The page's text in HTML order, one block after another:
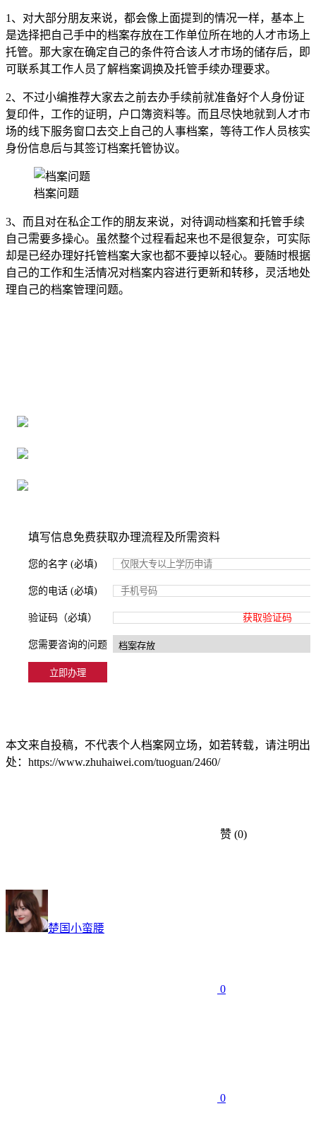
1、对大部分朋友来说，都会像上面提到的情况一样，基本上
是选择把自己手中的档案存放在工作单位所在地的人才市场上
托管。那大家在确定自己的条件符合该人才市场的储存后，即
可联系其工作人员了解档案调换及托管手续办理要求。
2、不过小编推荐大家去之前去办手续前就准备好个人身份证
复印件，工作的证明，户口簿资料等。而且尽快地就到人才市
场的线下服务窗口去交上自己的人事档案，等待工作人员核实
身份信息后与其签订档案托管协议。
档案问题
3、而且对在私企工作的朋友来说，对待调动档案和托管手续
自己需要多操心。虽然整个过程看起来也不是很复杂，可实际
却是已经办理好托管档案大家也都不要掉以轻心。要随时根据
自己的工作和生活情况对档案内容进行更新和转移，灵活地处
理自己的档案管理问题。
填写信息免费获取办理流程及所需资料
您的名字 (必填)
您的电话 (必填)
验证码（必填） 获取验证码
您需要咨询的问题
本文来自投稿，不代表个人档案网立场，如若转载，请注明出
处：https://www.zhuhaiwei.com/tuoguan/2460/
赞 (0)
楚国小蛮腰
0
0